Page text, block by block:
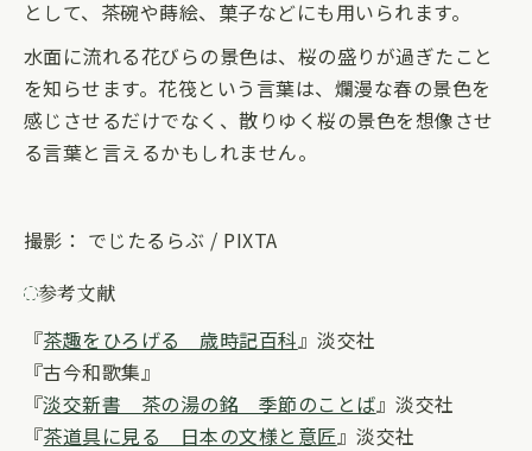
として、茶碗や蒔絵、菓子などにも用いられます。
水面に流れる花びらの景色は、桜の盛りが過ぎたこと
を知らせます。花筏という言葉は、爛漫な春の景色を
感じさせるだけでなく、散りゆく桜の景色を想像させ
る言葉と言えるかもしれません。
撮影： でじたるらぶ / PIXTA
参考文献
『茶趣をひろげる 歳時記百科』淡交社
『古今和歌集』
『淡交新書 茶の湯の銘 季節のことば』淡交社
『茶道具に見る 日本の文様と意匠』淡交社